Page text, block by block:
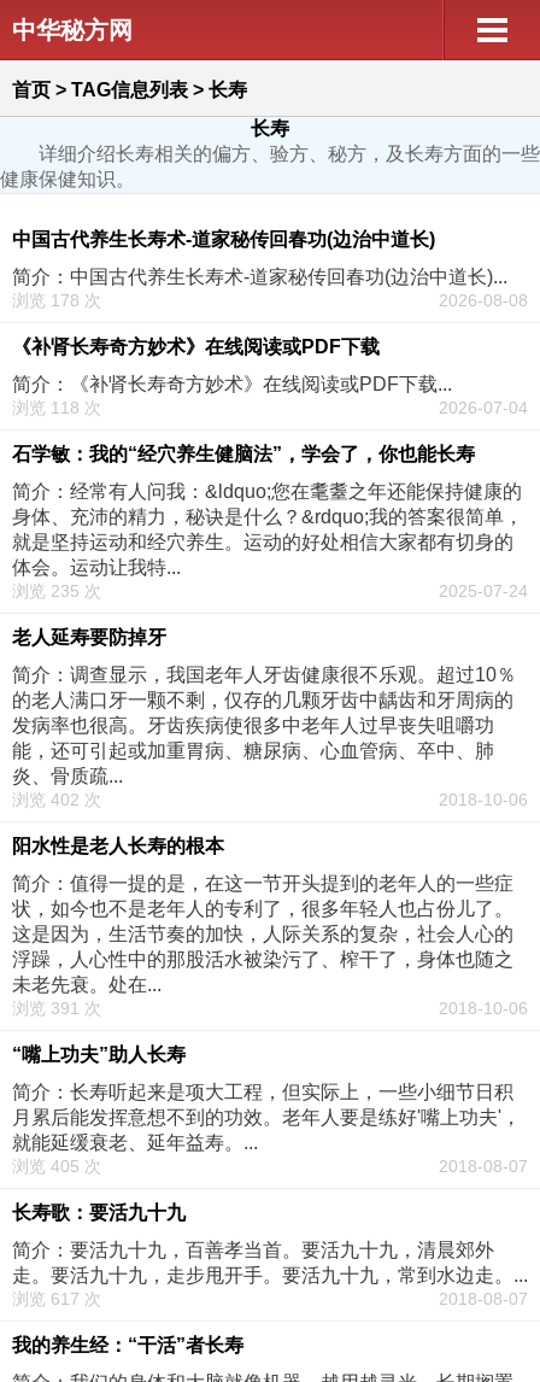
中华秘方网
首页 > TAG信息列表 > 长寿
长寿
详细介绍长寿相关的偏方、验方、秘方，及长寿方面的一些
健康保健知识。
中国古代养生长寿术-道家秘传回春功(边治中道长)
简介：中国古代养生长寿术-道家秘传回春功(边治中道长)...
浏览 178 次 2026-08-08
《补肾长寿奇方妙术》在线阅读或PDF下载
简介：《补肾长寿奇方妙术》在线阅读或PDF下载...
浏览 118 次 2026-07-04
石学敏：我的“经穴养生健脑法”，学会了，你也能长寿
简介：经常有人问我：&ldquo;您在耄耋之年还能保持健康的
身体、充沛的精力，秘诀是什么？&rdquo;我的答案很简单，
就是坚持运动和经穴养生。运动的好处相信大家都有切身的
体会。运动让我特...
浏览 235 次 2025-07-24
老人延寿要防掉牙
简介：调查显示，我国老年人牙齿健康很不乐观。超过10％
的老人满口牙一颗不剩，仅存的几颗牙齿中龋齿和牙周病的
发病率也很高。牙齿疾病使很多中老年人过早丧失咀嚼功
能，还可引起或加重胃病、糖尿病、心血管病、卒中、肺
炎、骨质疏...
浏览 402 次 2018-10-06
阳水性是老人长寿的根本
简介：值得一提的是，在这一节开头提到的老年人的一些症
状，如今也不是老年人的专利了，很多年轻人也占份儿了。
这是因为，生活节奏的加快，人际关系的复杂，社会人心的
浮躁，人心性中的那股活水被染污了、榨干了，身体也随之
未老先衰。处在...
浏览 391 次 2018-10-06
“嘴上功夫”助人长寿
简介：长寿听起来是项大工程，但实际上，一些小细节日积
月累后能发挥意想不到的功效。老年人要是练好'嘴上功夫'，
就能延缓衰老、延年益寿。...
浏览 405 次 2018-08-07
长寿歌：要活九十九
简介：要活九十九，百善孝当首。要活九十九，清晨郊外
走。要活九十九，走步甩开手。要活九十九，常到水边走。...
浏览 617 次 2018-08-07
我的养生经：“干活”者长寿